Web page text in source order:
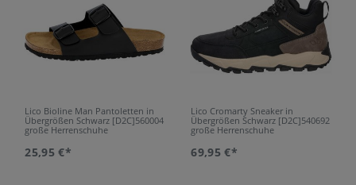
Lico Bioline Man Pantoletten in
Übergrößen Schwarz [D2C]560004
große Herrenschuhe
25,95 €*
Lico Cromarty Sneaker in
Übergrößen Schwarz [D2C]540692
große Herrenschuhe
69,95 €*